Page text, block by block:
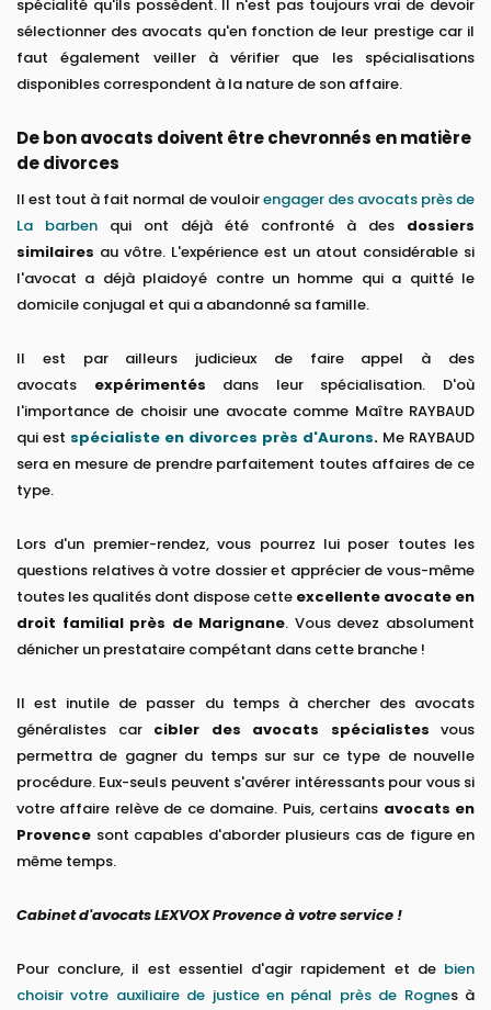
spécialité qu'ils possèdent. Il n'est pas toujours vrai de devoir
sélectionner des avocats qu'en fonction de leur prestige car il
faut également veiller à vérifier que les spécialisations
disponibles correspondent à la nature de son affaire.
De bon avocats doivent être chevronnés en matière
de divorces
Il est tout à fait normal de vouloirengager des avocats près de
La barben qui ont déjà été confronté à des dossiers
similaires au vôtre. L'expérience est un atout considérable si
l'avocat a déjà plaidoyé contre un homme qui a quitté le
domicile conjugal et qui a abandonné sa famille.
Il est par ailleurs judicieux de faire appel à des
avocats expérimentés dans leur spécialisation. D'où
l'importance de choisir une avocate comme Maître RAYBAUD
qui est spécialiste en divorces près d'Aurons. Me RAYBAUD
sera en mesure de prendre parfaitement toutes affaires de ce
type.
Lors d'un premier-rendez, vous pourrez lui poser toutes les
questions relatives à votre dossier et apprécier de vous-même
toutes les qualités dont dispose cette excellente avocate en
droit familial près de Marignane. Vous devez absolument
dénicher un prestataire compétant dans cette branche !
Il est inutile de passer du temps à chercher des avocats
généralistes car cibler des avocats spécialistes vous
permettra de gagner du temps sur sur ce type de nouvelle
procédure. Eux-seuls peuvent s'avérer intéressants pour vous si
votre affaire relève de ce domaine. Puis, certains avocats en
Provence sont capables d'aborder plusieurs cas de figure en
même temps.
Cabinet d'avocats LEXVOX Provence à votre service !
Pour conclure, il est essentiel d'agir rapidement et de bien
choisir votre auxiliaire de justice en pénal près de Rognes à